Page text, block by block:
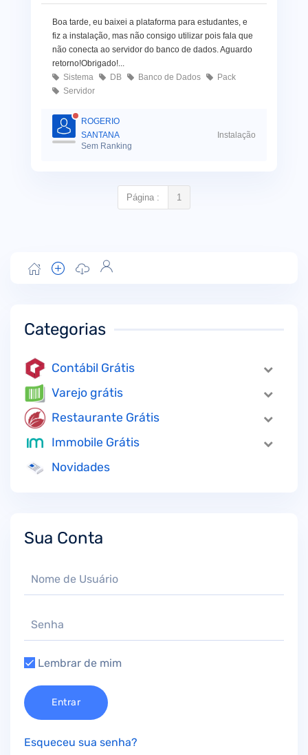
Boa tarde, eu baixei a plataforma para estudantes, e
fiz a instalação, mas não consigo utilizar pois fala que
não conecta ao servidor do banco de dados. Aguardo
retorno!Obrigado!...
Sistema
DB Banco de Dados
Pack
Servidor
ROGERIO
SANTANA
Sem Ranking
Instalação
Página : 1
Categorias
Contábil Grátis
Varejo grátis
Restaurante Grátis
Immobile Grátis
Novidades
Sua Conta
Lembrar de mim
Entrar
Esqueceu sua senha?